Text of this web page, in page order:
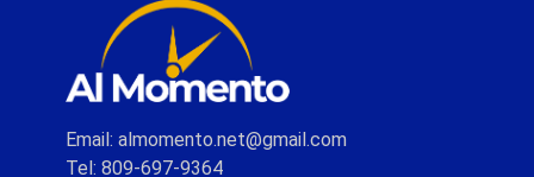
Email: almomento.net@gmail.com
Tel: 809-697-9364